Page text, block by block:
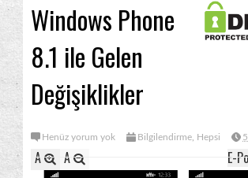
Windows Phone
8.1 ile Gelen
Değişiklikler
Henüz yorum yok Bilgilendirme Hepsi
A A E-